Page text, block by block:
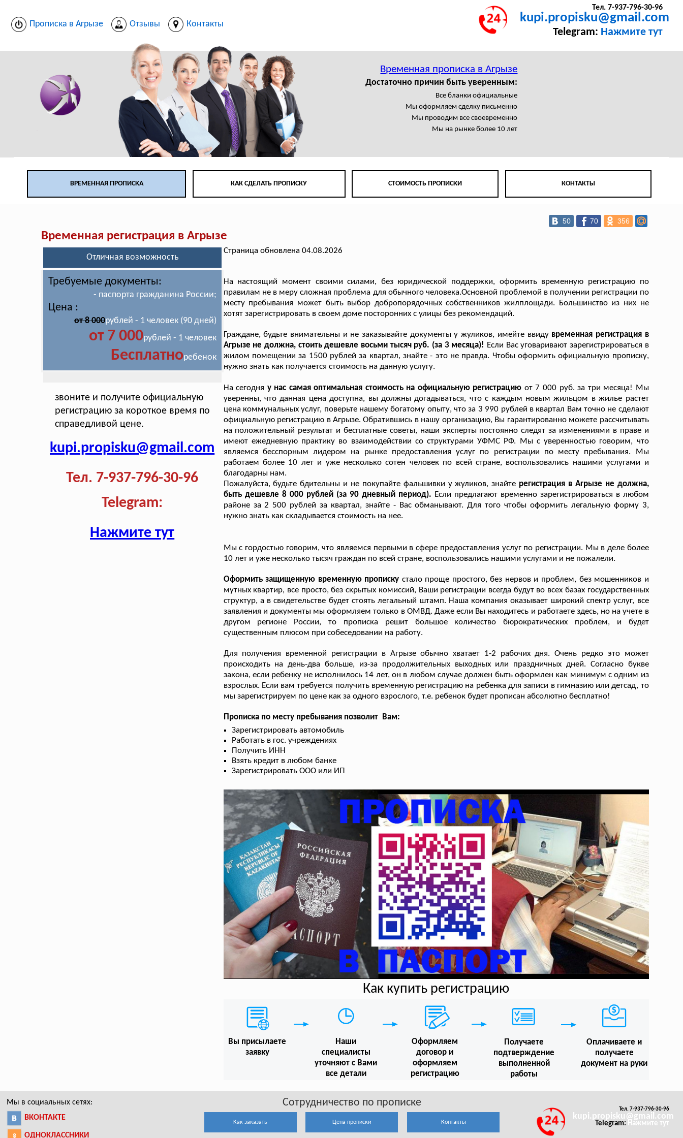
Прописка в Агрызе Отзывы Контакты
Тел. 7-937-796-30-96
kupi.propisku@gmail.com
Telegram: Нажмите тут
Временная прописка в Агрызе
Достаточно причин быть уверенным:
Все бланки официальные
Мы оформляем сделку письменно
Мы проводим все своевременно
Мы на рынке более 10 лет
ВРЕМЕННАЯ ПРОПИСКА КАК СДЕЛАТЬ ПРОПИСКУ СТОИМОСТЬ ПРОПИСКИ КОНТАКТЫ
50 70 356
Временная регистрация в Агрызе
Отличная возможность
Требуемые документы:
- паспорта гражданина России;
Цена :
от 8 000рублей - 1 человек (90 дней)
от 7 000рублей - 1 человек
Бесплатноребенок
звоните и получите официальную
регистрацию за короткое время по
справедливой цене.
kupi.propisku@gmail.com
Тел. 7-937-796-30-96
Telegram:
Нажмите тут
Страница обновлена 04.08.2026
На настоящий момент своими силами, без юридической поддержки, оформить временную регистрацию по
правилам не в меру сложная проблема для обычного человека.Основной проблемой в получении регистрации по
месту пребывания может быть выбор добропорядочных собственников жилплощади. Большинство из них не
хотят зарегистрировать в своем доме посторонних с улицы без рекомендаций.
Граждане, будьте внимательны и не заказывайте документы у жуликов, имейте ввиду временная регистрация в
Агрызе не должна, стоить дешевле восьми тысяч руб. (за 3 месяца)! Если Вас уговаривают зарегистрироваться в
жилом помещении за 1500 рублей за квартал, знайте - это не правда. Чтобы оформить официальную прописку,
нужно знать как получается стоимость на данную услугу.
На сегодня у нас самая оптимальная стоимость на официальную регистрацию от 7 000 руб. за три месяца! Мы
уверенны, что данная цена доступна, вы должны догадываться, что с каждым новым жильцом в жилье растет
цена коммунальных услуг, поверьте нашему богатому опыту, что за 3 990 рублей в квартал Вам точно не сделают
официальную регистрацию в Агрызе. Обратившись в нашу организацию, Вы гарантированно можете рассчитывать
на положительный результат и бесплатные советы, наши эксперты постоянно следят за изменениями в праве и
имеют ежедневную практику во взаимодействии со структурами УФМС РФ. Мы с уверенностью говорим, что
являемся бесспорным лидером на рынке предоставления услуг по регистрации по месту пребывания. Мы
работаем более 10 лет и уже несколько сотен человек по всей стране, воспользовались нашими услугами и
благодарны нам.
Пожалуйста, будьте бдительны и не покупайте фальшивки у жуликов, знайте регистрация в Агрызе не должна,
быть дешевле 8 000 рублей (за 90 дневный период). Если предлагают временно зарегистрироваться в любом
районе за 2 500 рублей за квартал, знайте - Вас обманывают. Для того чтобы оформить легальную форму 3,
нужно знать как складывается стоимость на нее.
Мы с гордостью говорим, что являемся первыми в сфере предоставления услуг по регистрации. Мы в деле более
10 лет и уже несколько тысяч граждан по всей стране, воспользовались нашими услугами и не пожалели.
Оформить защищенную временную прописку стало проще простого, без нервов и проблем, без мошенников и
мутных квартир, все просто, без скрытых комиссий, Ваши регистрации всегда будут во всех базах государственных
структур, а в свидетельстве будет стоять легальный штамп. Наша компания оказывает широкий спектр услуг, все
заявления и документы мы оформляем только в ОМВД. Даже если Вы находитесь и работаете здесь, но на учете в
другом регионе России, то прописка решит большое количество бюрократических проблем, и будет
существенным плюсом при собеседовании на работу.
Для получения временной регистрации в Агрызе обычно хватает 1-2 рабочих дня. Очень редко это может
происходить на день-два больше, из-за продолжительных выходных или праздничных дней. Согласно букве
закона, если ребенку не исполнилось 14 лет, он в любом случае должен быть оформлен как минимум с одним из
взрослых. Если вам требуется получить временную регистрацию на ребенка для записи в гимназию или детсад, то
мы зарегистрируем по цене как за одного взрослого, т.е. ребенок будет прописан абсолютно бесплатно!
Прописка по месту пребывания позволит Вам:
Зарегистрировать автомобиль
Работать в гос. учреждениях
Получить ИНН
Взять кредит в любом банке
Зарегистрировать ООО или ИП
Как купить регистрацию
Вы присылаете
заявку
Наши
специалисты
уточняют с Вами
все детали
Оформляем
договор и
оформляем
регистрацию
Получаете
подтверждение
выполненной
работы
Оплачиваете и
получаете
документ на руки
Мы в социальных сетях:
ВКОНТАКТЕ
ОДНОКЛАССНИКИ
Сотрудничество по прописке
Как заказать Цена прописки Контакты
Тел. 7-937-796-30-96
kupi.propisku@gmail.com
Telegram: Нажмите тут